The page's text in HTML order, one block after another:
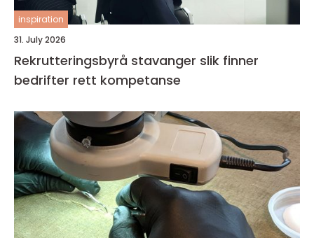
inspiration
31. July 2026
Rekrutteringsbyrå stavanger slik finner
bedrifter rett kompetanse